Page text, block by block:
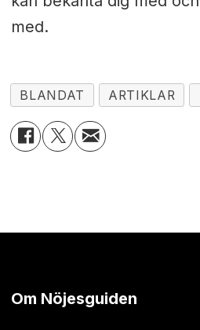
med.
BLANDAT ARTIKLAR
Om Nöjesguiden